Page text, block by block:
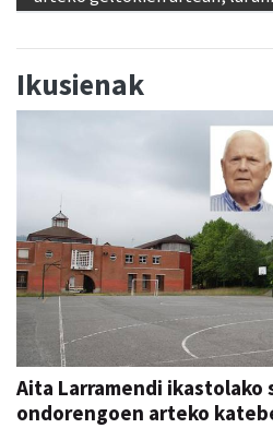
Ikusienak
Aita Larramendi ikastolako
ondorengoen arteko